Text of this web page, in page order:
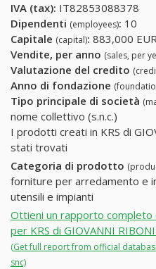
IVA (tax): IT82853088378
Dipendenti (employees): 10
Capitale (capital): 883,000
Vendite, per anno (sales, per
Valutazione del credito
Anno di fondazione
Tipo principale di società
nome collettivo (s.n.c.)
I prodotti creati in KRS di
stati trovati
Categoria di prodotto
forniture per arredamento e
utensili e impianti
Ottieni un rapporto completo
per KRS di GIOVANNI
(Get full report from official
snc)